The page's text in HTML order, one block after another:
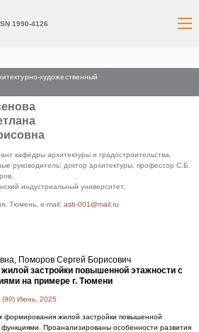
1990-4126
художественный
кафедры архитектуры и градостроительства.
руководитель: доктор архитектуры, профессор С.Б.
индустриальный университет,
Тюмень, e-mail: asb-001@mail.ru
Поморов Сергей Борисович
застройки повышенной этажности с
на примере г. Тюмени
Июнь, 2025
формирования жилой застройки повышенной
Проанализированы особенности развития